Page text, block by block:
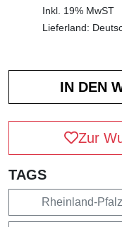
Inkl. 19% MwST
Lieferland:
Zur
TAGS
Rheinland-Pfalz